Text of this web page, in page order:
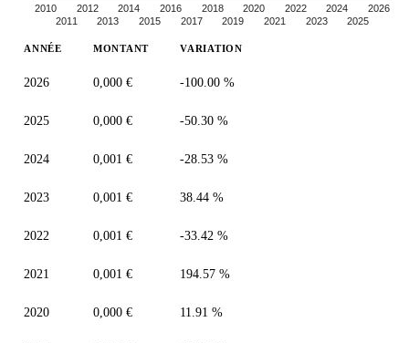
2010
2011
2012
2013
2014
2015
2016
2017
2018
2019
2020
2021
2022
2023
2024
2025
2026
ANNÉE MONTANT VARIATION
2026 0,000 € -100.00 %
2025 0,000 € -50.30 %
2024 0,001 € -28.53 %
2023 0,001 € 38.44 %
2022 0,001 € -33.42 %
2021 0,001 € 194.57 %
2020 0,000 € 11.91 %